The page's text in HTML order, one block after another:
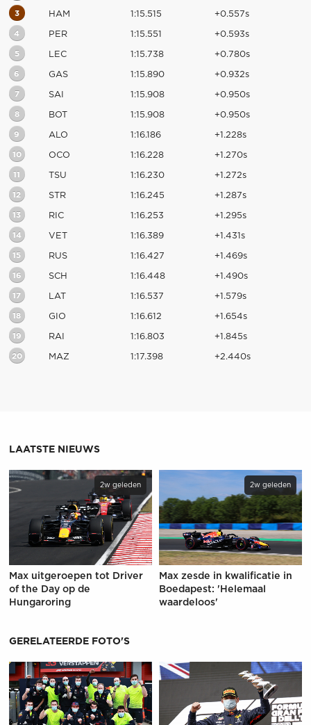
3 HAM 1:15.515 +0.557s
4 PER 1:15.551 +0.593s
5 LEC 1:15.738 +0.780s
6 GAS 1:15.890 +0.932s
7 SAI 1:15.908 +0.950s
8 BOT 1:15.908 +0.950s
9 ALO 1:16.186 +1.228s
10 OCO 1:16.228 +1.270s
11 TSU 1:16.230 +1.272s
12 STR 1:16.245 +1.287s
13 RIC 1:16.253 +1.295s
14 VET 1:16.389 +1.431s
15 RUS 1:16.427 +1.469s
16 SCH 1:16.448 +1.490s
17 LAT 1:16.537 +1.579s
18 GIO 1:16.612 +1.654s
19 RAI 1:16.803 +1.845s
20 MAZ 1:17.398 +2.440s
LAATSTE NIEUWS
2w geleden
Max uitgeroepen tot Driver
of the Day op de
Hungaroring
2w geleden
Max zesde in kwalificatie in
Boedapest: 'Helemaal
waardeloos'
GERELATEERDE FOTO'S